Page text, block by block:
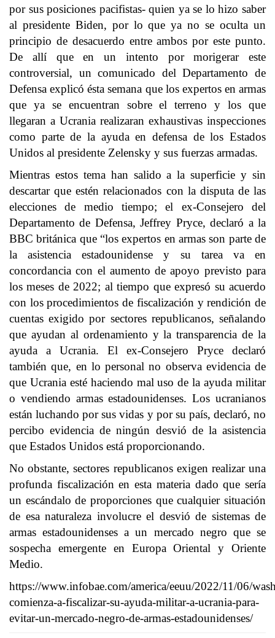
por sus posiciones pacifistas- quien ya se lo hizo saber
al presidente Biden, por lo que ya no se oculta un
principio de desacuerdo entre ambos por este punto.
De allí que en un intento por morigerar este
controversial, un comunicado del Departamento de
Defensa explicó ésta semana que los expertos en armas
que ya se encuentran sobre el terreno y los que
llegaran a Ucrania realizaran exhaustivas inspecciones
como parte de la ayuda en defensa de los Estados
Unidos al presidente Zelensky y sus fuerzas armadas.
Mientras estos tema han salido a la superficie y sin
descartar que estén relacionados con la disputa de las
elecciones de medio tiempo; el ex-Consejero del
Departamento de Defensa, Jeffrey Pryce, declaró a la
BBC británica que “los expertos en armas son parte de
la asistencia estadounidense y su tarea va en
concordancia con el aumento de apoyo previsto para
los meses de 2022; al tiempo que expresó su acuerdo
con los procedimientos de fiscalización y rendición de
cuentas exigido por sectores republicanos, señalando
que ayudan al ordenamiento y la transparencia de la
ayuda a Ucrania. El ex-Consejero Pryce declaró
también que, en lo personal no observa evidencia de
que Ucrania esté haciendo mal uso de la ayuda militar
o vendiendo armas estadounidenses. Los ucranianos
están luchando por sus vidas y por su país, declaró, no
percibo evidencia de ningún desvió de la asistencia
que Estados Unidos está proporcionando.
No obstante, sectores republicanos exigen realizar una
profunda fiscalización en esta materia dado que sería
un escándalo de proporciones que cualquier situación
de esa naturaleza involucre el desvió de sistemas de
armas estadounidenses a un mercado negro que se
sospecha emergente en Europa Oriental y Oriente
Medio.
https://www.infobae.com/america/eeuu/2022/11/06/
comienza-a-fiscalizar-su-ayuda-militar-a-ucrania-para-
evitar-un-mercado-negro-de-armas-estadounidenses/